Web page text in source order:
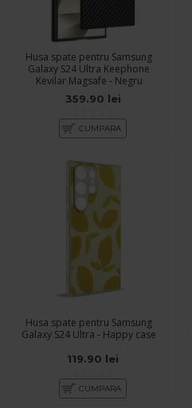
Husa spate pentru Samsung
Galaxy S24 Ultra Keephone
Kevilar Magsafe - Negru
359.90 lei
CUMPARA
Husa spate pentru Samsung
Galaxy S24 Ultra - Happy case
119.90 lei
CUMPARA